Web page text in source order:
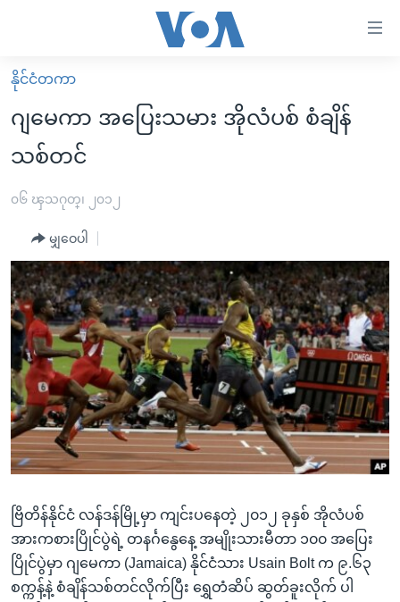
လွယ်ကူ
စေ
သည့်
များ
အကြောင်းအရာ
သို့
ကျော်
ကြည့်
ပင်မ
အ
ညွန်း
စာမျက်နှာ
သို့
ကျော်
ကြည့်
ရန်
ရှာဖွေ
မူလစာမျက်နှာ
မြန်မာ
ကမ္ဘာ့သတင်းများ
အစ္စရေး-ပါလက်စတိုင်း
ဗွီဒီယို
ရပ်ဝန်းတခု လမ်းတခု အလွန်
အင်္ဂလိပ်စာလေ့လာမယ်
အမေရိကန်သုံးအီဒီယံ
မကြေးမုံရဲ့ အင်္ဂလိပ်စာ
ရုပ်ရှင်ထဲက အင်္ဂလိပ်စာ
သုတပဒေသာ အင်္ဂလိပ်စာ
အပတ်စဉ်ကဏ္ဍများ
ရေဒီယို
တီဗွီ
ရေဒီယိုနှင့်ရုပ်သံ အချက်အလက်များ
ရေဒီယို/တီဗွီအစီအစဉ်
Learning English
ဗွီအိုအေ လူမှုကွန်ယက်များ
ဘာသာစကားများ
နိုင်ငံတကာ
ဂျမေကာ အပြေးသမား အိုလံပစ် စံချိန်
သစ်တင်
၀၆ ၾသဂုတ္၊ ၂၀၁၂
မျှဝေပါ
ဗြိတိန်နိုင်ငံ လန်ဒန်မြို့မှာ ကျင်းပနေတဲ့ ၂၀၁၂ ခုနှစ် အိုလံပစ်
အားကစားပြိုင်ပွဲရဲ့ တနင်္ဂနွေနေ့ အမျိုးသားမီတာ ၁၀၀ အပြေး
ပြိုင်ပွဲမှာ ဂျမေကာ (Jamaica) နိုင်ငံသား Usain Bolt က ၉.၆၃
စက္ကန့်နဲ့ စံချိန်သစ်တင်လိုက်ပြီး ရွှေတံဆိပ် ဆွတ်ခူးလိုက် ပါ